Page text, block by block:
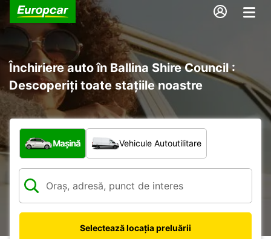
Închiriere auto în Ballina Shire Council :
Descoperiți toate stațiile noastre
Ce tip de vehicul?
Mașină Vehicule Autoutilitare
Selectează locația preluării